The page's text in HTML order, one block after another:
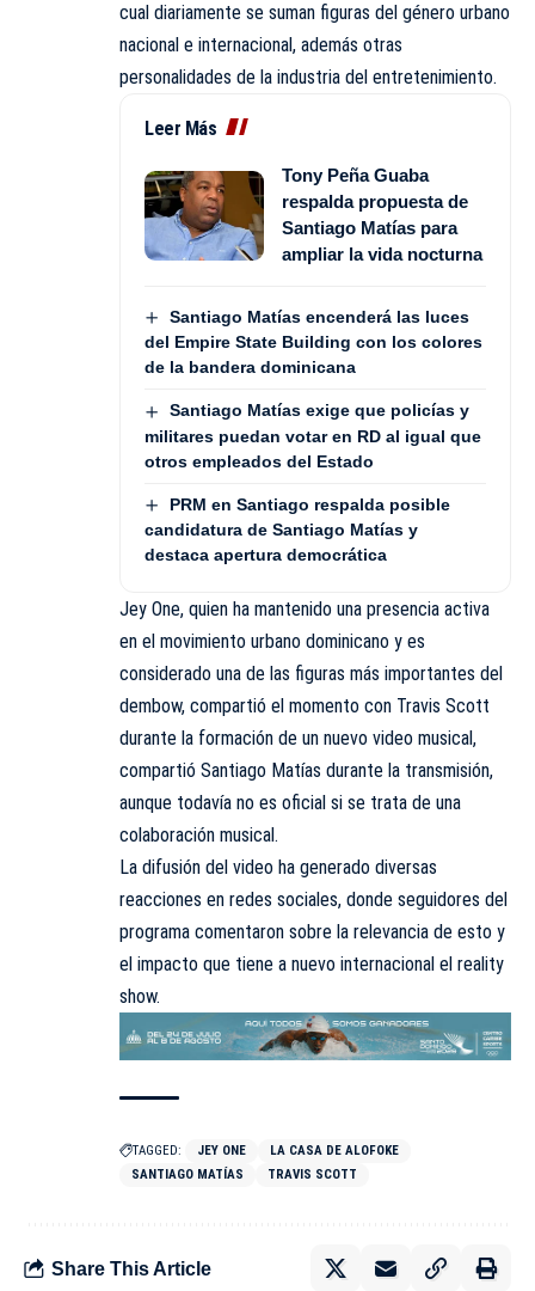
cual diariamente se suman figuras del género urbano
nacional e internacional, además otras
personalidades de la industria del entretenimiento.
Leer Más
Tony Peña Guaba
respalda propuesta de
Santiago Matías para
ampliar la vida nocturna
Santiago Matías encenderá las luces
del Empire State Building con los colores
de la bandera dominicana
Santiago Matías exige que policías y
militares puedan votar en RD al igual que
otros empleados del Estado
PRM en Santiago respalda posible
candidatura de Santiago Matías y
destaca apertura democrática
Jey One, quien ha mantenido una presencia activa
en el movimiento urbano dominicano y es
considerado una de las figuras más importantes del
dembow, compartió el momento con Travis Scott
durante la formación de un nuevo video musical,
compartió Santiago Matías durante la transmisión,
aunque todavía no es oficial si se trata de una
colaboración musical.
La difusión del video ha generado diversas
reacciones en redes sociales, donde seguidores del
programa comentaron sobre la relevancia de esto y
el impacto que tiene a nuevo internacional el reality
show.
TAGGED: JEY ONE
LA CASA DE ALOFOKE
SANTIAGO MATÍAS
TRAVIS SCOTT
Share This Article